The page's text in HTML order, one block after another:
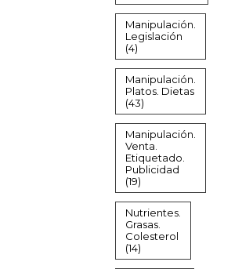
Manipulación.
Legislación
(4)
Manipulación.
Platos. Dietas
(43)
Manipulación.
Venta.
Etiquetado.
Publicidad
(19)
Nutrientes.
Grasas.
Colesterol
(14)